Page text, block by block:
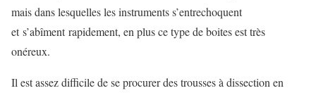
mais dans lesquelles les instruments s’entrechoquent
et s’abîment rapidement, en plus ce type de boites est très
onéreux.
Il est assez difficile de se procurer des trousses à dissection en